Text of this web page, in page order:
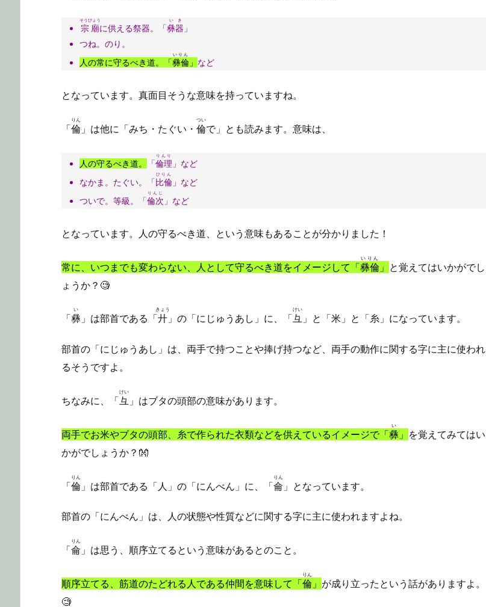
宗廟
そうびょう
に供える祭器。「彝器
いき
」
つね。のり。
人の常に守るべき道。「彝倫
いりん
」 など
となっています。真面目そうな意味を持っていますね。
「倫
りん
」は他に「みち・たぐい・ 倫
つい
で」とも読みます。意味は、
人の守るべき道。 「倫理
りんり
」など
なかま。たぐい。「比倫
ひりん
」など
ついで。等級。「倫次
りんじ
」など
となっています。人の守るべき道、という意味もあることが分かりました！
常に、いつまでも変わらない、人として守るべき道をイメージして「彝倫
いりん
」 と覚えてはいかがでし
ょうか？🧐
「彝
い
」は部首である「廾
きょう
」の「にじゅうあし」に、「彑
けい
」と「米」と「糸」になっています。
部首の「にじゅうあし」は、両手で持つことや捧げ持つなど、両手の動作に関する字に主に使われ
るそうですよ。
ちなみに、「 彑
けい
」はブタの頭部の意味があります。
両手でお米やブタの頭部、糸で作られた衣類などを供えているイメージで「彝
い
」 を覚えてみてはい
かがでしょうか？👐
「倫
りん
」は部首である「人」の「にんべん」に、「侖
りん
」となっています。
部首の「にんべん」は、人の状態や性質などに関する字に主に使われますよね。
「侖
りん
」は思う、順序立てるという意味があるとのこと。
順序立てる、筋道のたどれる人である仲間を意味して「倫
りん
」 が成り立ったという話がありますよ。
🧐